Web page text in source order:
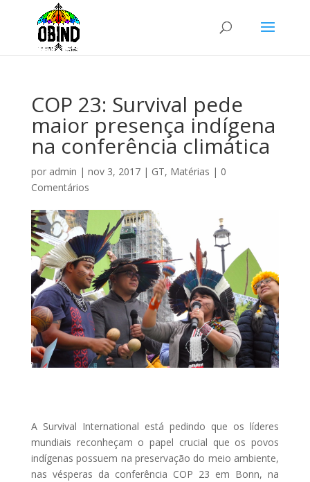
COP 23: Survival pede
maior presença indígena
na conferência climática
por admin | nov 3, 2017| GT, Matérias | 0
Comentários
A Survival International está pedindo que os líderes
mundiais reconheçam o papel crucial que os povos
indígenas possuem na preservação do meio ambiente,
nas vésperas da conferência COP 23 em Bonn, na